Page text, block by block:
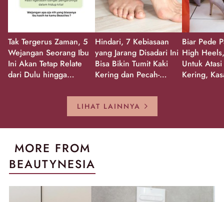
Tak Tergerus Zaman, 5
Wejangan Seorang Ibu
Ini Akan Tetap Relate
dari Dulu hingga
Hindari, 7 Kebiasaan
yang Jarang Disadari Ini
Bisa Bikin Tumit Kaki
Kering dan Pecah-
Biar Pede
High
Untuk
Kering,
LIHAT LAINNYA
MORE FROM
BEAUTYNESIA